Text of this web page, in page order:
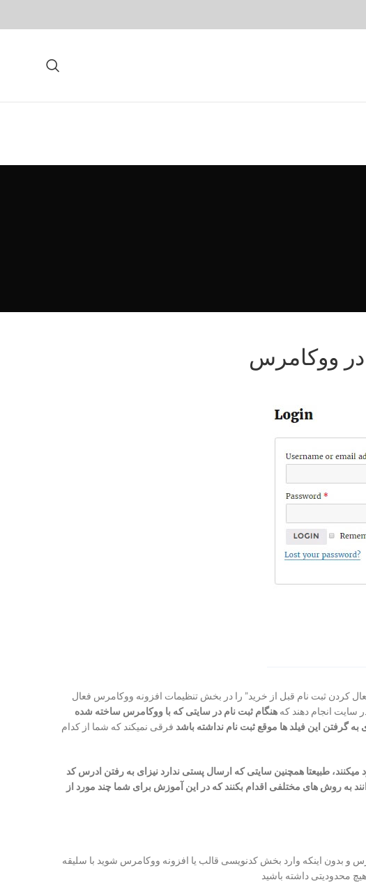
ووکامرس
کردن ثبت نام قبل از خرید” را در بخش تنظیمات افزونه ووکامرس فعال
سایت انجام دهند که هنگام ثبت نام در سایتی که با ووکامرس ساخته شده
گرفتن این فیلد ها موقع ثبت نام نداشته باشد فرقی نمیکند که شما از کدام
میکنند، طبیعتا همچنین سایتی که ارسال پستی ندارد نیزای به رفتن ادرس کد
به روش های مختلفی اقدام بکنند که در این آموزش برای شما چند مورد از
و بدون اینکه وارد بخش کدنویسی قالب یا افزونه ووکامرس شوید با سلیقه
محدودیتی داشته باشید